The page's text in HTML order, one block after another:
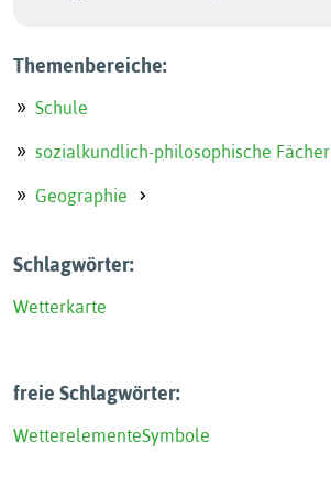
Themenbereiche:
Schule
sozialkundlich-philosophische Fächer
Geographie
Schlagwörter:
Wetterkarte
freie Schlagwörter:
WetterelementeSymbole